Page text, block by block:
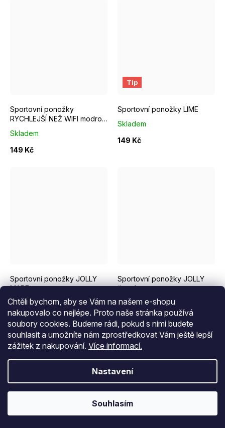
Chtěli bychom, aby se Vám na našem e-shopu
nakupovalo co nejlépe. Proto naše stránka používá
soubory cookies. Budeme rádi, pokud s nimi budete
souhlasit a umožníte nám zprostředkovat Vám ještě lepší
zážitek z nakupování. Více informací.
Nastavení
Souhlasím
Sportovní ponožky
RYCHLEJŠÍ NEŽ WIFI modro
Skladem
149 Kč
Tip
Sportovní ponožky LIME
Skladem
149 Kč
EUR 40 - 42
Sportovní ponožky JOLLY
MARE
Skladem
149 Kč
Sportovní ponožky JOLLY
černé
Skladem
149 Kč
EUR 37 - 39 EUR 40 - 42 EUR 43 - 46
EUR 34 - 36 EUR 37 - 39